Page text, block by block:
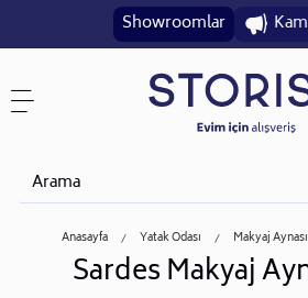
Showroomlar
Anasayfa Yatak Odası Makyaj Aynası
Sardes Makyaj